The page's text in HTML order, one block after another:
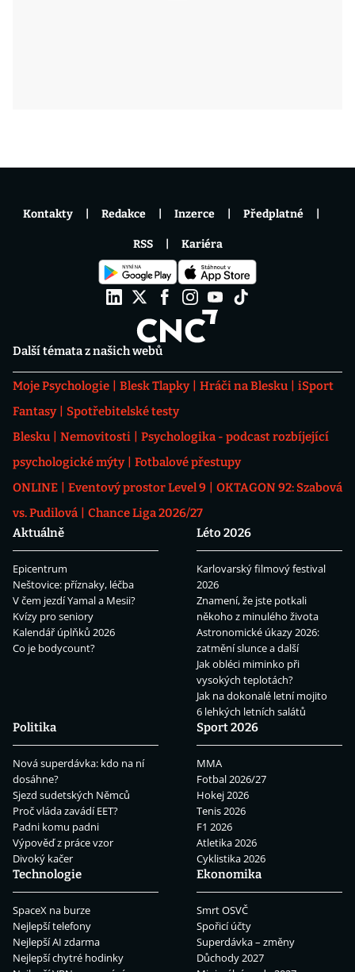
Další témata z našich webů
Moje Psychologie Blesk Tlapky Hráči na Blesku
iSport
Fantasy
Spotřebitelské testy
Blesku
Nemovitosti
Psychologika - podcast rozbíjející
psychologické mýty
Fotbalové přestupy
ONLINE
Eventový prostor Level 9
OKTAGON 92: Szabová
vs. Pudilová
Chance Liga 2026/27
Aktuálně
Epicentrum
Neštovice: příznaky, léčba
V čem jezdí Yamal a Mesii?
Kvízy pro seniory
Kalendář úplňků 2026
Co je bodycount?
Léto 2026
Karlovarský filmový festival
2026
Znamení, že jste potkali
někoho z minulého života
Astronomické úkazy 2026:
zatmění slunce a další
Jak obléci miminko při
vysokých teplotách?
Jak na dokonalé letní mojito
6 lehkých letních salátů
Politika
Nová superdávka: kdo na ní
dosáhne?
Sjezd sudetských Němců
Proč vláda zavádí EET?
Padni komu padni
Výpověď z práce vzor
Divoký kačer
Sport 2026
MMA
Fotbal 2026/27
Hokej 2026
Tenis 2026
F1 2026
Atletika 2026
Cyklistika 2026
Technologie
SpaceX na burze
Nejlepší telefony
Nejlepší AI zdarma
Nejlepší chytré hodinky
Ekonomika
Smrt OSVČ
Spořicí účty
Superdávka – změny
Důchody 2027
Kontakty Redakce Inzerce Předplatné
RSS Kariéra